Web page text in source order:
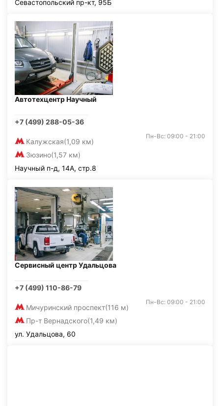
Севастопольский пр-кт, 95Б
Автотехцентр Научный
+7 (499) 288-05-36
Калужская(1,09 км)
Зюзино(1,57 км)
Пн-Вс: 09:00 - 21:00
Научный п-д, 14А, стр.8
Сервисный центр Удальцова
+7 (499) 110-86-79
Мичуринский проспект(116 м)
Пр-т Вернадского(1,49 км)
Пн-Вс: 09:00 - 21:00
ул. Удальцова, 60